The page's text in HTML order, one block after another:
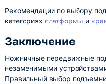
Рекомендации по выбору
категориях платформы и
Заключение
Ножничные передвижные
незаменимыми
Правильный выбор